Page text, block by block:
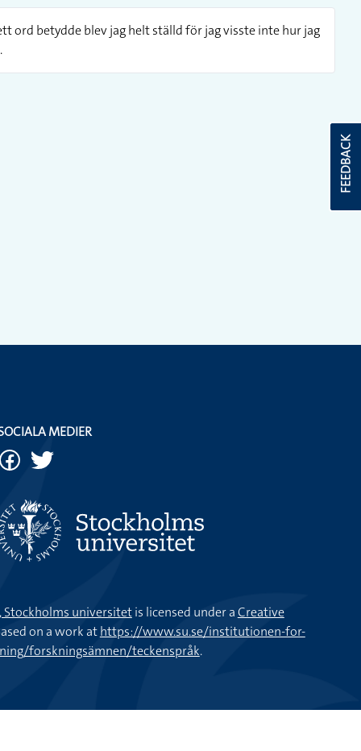
ord betydde blev jag helt ställd för jag visste inte hur jag
FEEDBACK
MEDIER
universitetis licensed under aCreative
on a work athttps://www.su.se/institutionen-for-
forskningsämnen/teckenspråk.